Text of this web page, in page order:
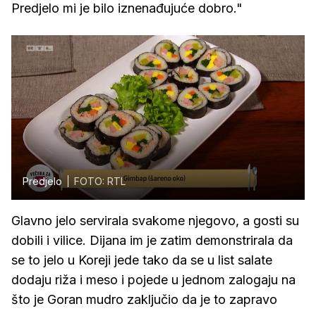
Predjelo mi je bilo iznenađujuće dobro."
Predjelo FOTO: RTL
Glavno jelo servirala svakome njegovo, a gosti su
dobili i vilice. Dijana im je zatim demonstrirala da
se to jelo u Koreji jede tako da se u list salate
dodaju riža i meso i pojede u jednom zalogaju na
što je Goran mudro zaključio da je to zapravo